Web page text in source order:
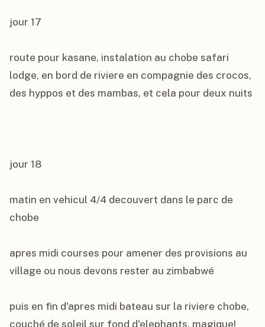
jour 17
route pour kasane, instalation au chobe safari
lodge, en bord de riviere en compagnie des crocos,
des hyppos et des mambas, et cela pour deux nuits
jour 18
matin en vehicul 4/4 decouvert dans le parc de
chobe
apres midi courses pour amener des provisions au
village ou nous devons rester au zimbabwé
puis en fin d'apres midi bateau sur la riviere chobe,
couché de soleil sur fond d'elephants, magique!